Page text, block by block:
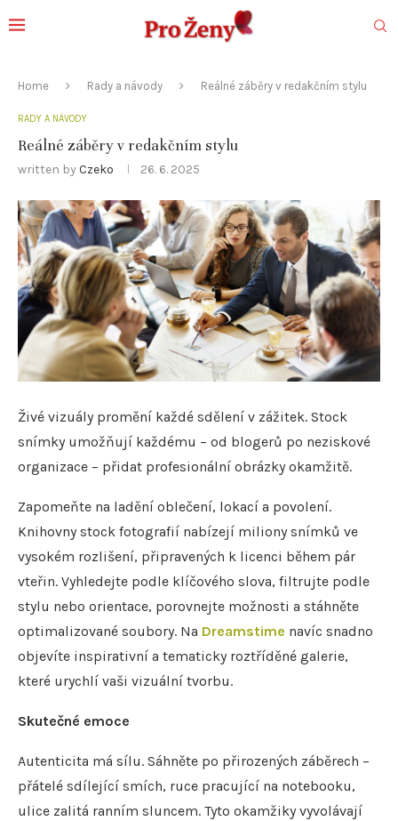
Home Rady a návody Reálné záběry v redakčním stylu
RADY A NÁVODY
Reálné záběry v redakčním stylu
written by Czeko 26. 6. 2025
Živé vizuály promění každé sdělení v zážitek. Stock
snímky umožňují každému – od blogerů po neziskové
organizace – přidat profesionální obrázky okamžitě.
Zapomeňte na ladění oblečení, lokací a povolení.
Knihovny stock fotografií nabízejí miliony snímků ve
vysokém rozlišení, připravených k licenci během pár
vteřin. Vyhledejte podle klíčového slova, filtrujte podle
stylu nebo orientace, porovnejte možnosti a stáhněte
optimalizované soubory. Na Dreamstime navíc snadno
objevíte inspirativní a tematicky roztříděné galerie,
které urychlí vaši vizuální tvorbu.
Skutečné emoce
Autenticita má sílu. Sáhněte po přirozených záběrech –
přátelé sdílející smích, ruce pracující na notebooku,
ulice zalitá ranním sluncem. Tyto okamžiky vyvolávají